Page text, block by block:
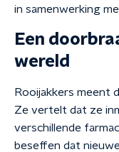
in samenwerking
Een
wereld
Rooijakkers meent
Ze vertelt dat ze
verschillende
beseffen dat